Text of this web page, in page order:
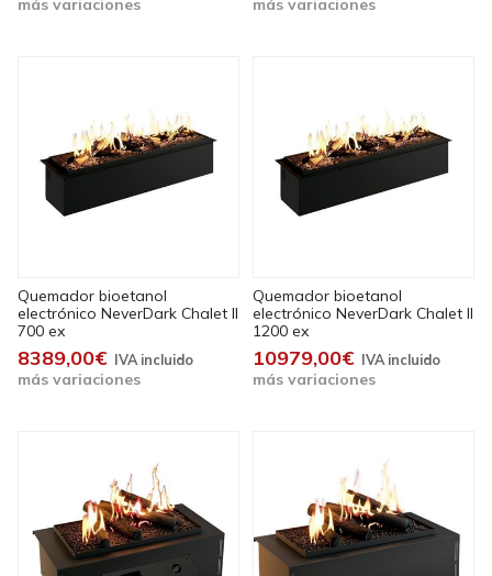
más variaciones más variaciones
Quemador bioetanol
electrónico NeverDark Chalet II
700 ex
8389,00€
más variaciones
Quemador bioetanol
electrónico NeverDark Chalet II
1200 ex
10979,00€
más variaciones